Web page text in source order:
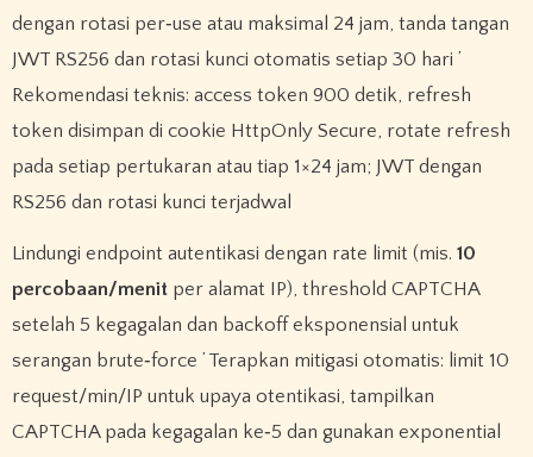
dengan rotasi per‑use atau maksimal 24 jam, tanda tangan
JWT RS256 dan rotasi kunci otomatis setiap 30 hari ’
Rekomendasi teknis: access token 900 detik, refresh
token disimpan di cookie HttpOnly Secure, rotate refresh
pada setiap pertukaran atau tiap 1×24 jam; JWT dengan
RS256 dan rotasi kunci terjadwal
Lindungi endpoint autentikasi dengan rate limit (mis. 10
percobaan/menitper alamat IP), threshold CAPTCHA
setelah 5 kegagalan dan backoff eksponensial untuk
serangan brute‑force ’ Terapkan mitigasi otomatis: limit 10
request/min/IP untuk upaya otentikasi, tampilkan
CAPTCHA pada kegagalan ke‑5 dan gunakan exponential